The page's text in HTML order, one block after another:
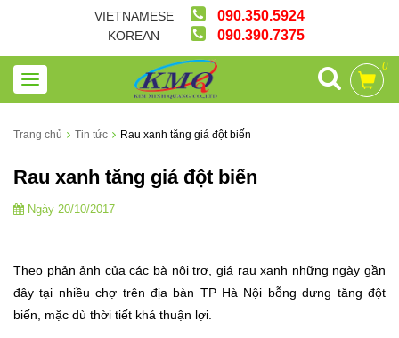
VIETNAMESE 090.350.5924
KOREAN 090.390.7375
0
Trang chủ Tin tức Rau xanh tăng giá đột biến
Rau xanh tăng giá đột biến
Ngày 20/10/2017
Theo phản ảnh của các bà nội trợ, giá rau xanh những ngày gần
đây tại nhiều chợ trên địa bàn TP Hà Nội bỗng dưng tăng đột
biến, mặc dù thời tiết khá thuận lợi.